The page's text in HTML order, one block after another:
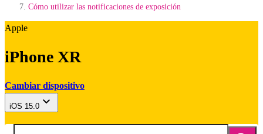
Cómo utilizar las notificaciones de exposición
Apple
iPhone XR
Cambiar dispositivo
iOS 15.0